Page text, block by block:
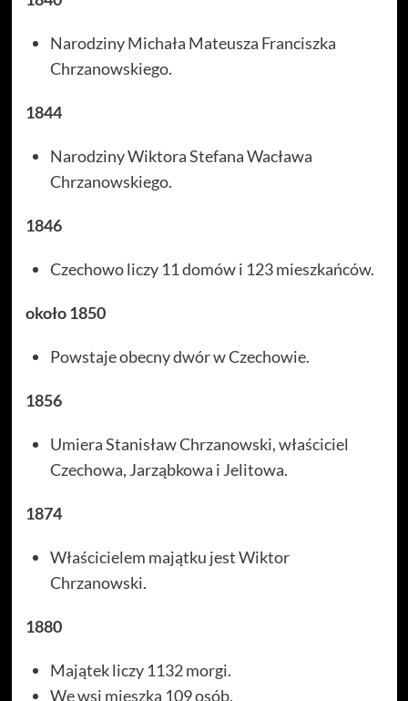
Narodziny Michała Mateusza Franciszka
Chrzanowskiego.
1844
Narodziny Wiktora Stefana Wacława
Chrzanowskiego.
1846
Czechowo liczy 11 domów i 123 mieszkańców.
około 1850
Powstaje obecny dwór w Czechowie.
1856
Umiera Stanisław Chrzanowski, właściciel
Czechowa, Jarząbkowa i Jelitowa.
1874
Właścicielem majątku jest Wiktor
Chrzanowski.
1880
Majątek liczy 1132 morgi.
We wsi mieszka 109 osób.